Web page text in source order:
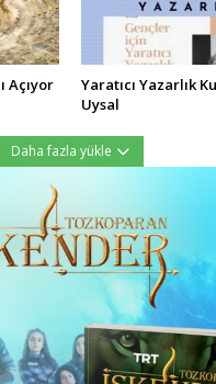
Açıyor
Yaratıcı Yazarlık
Uysal
Daha fazla yükle